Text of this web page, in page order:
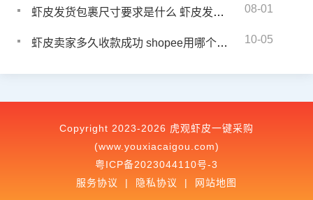
虾皮发货包裹尺寸要求是什么 虾皮发货包装要求是什么 08-01
虾皮卖家多久收款成功 shopee用哪个收款费用低 10-05
Copyright 2023-2026 虎观虾皮一键采购
(www.youxiacaigou.com)
粤ICP备2023044110号-3
服务协议
| 隐私协议 | 网站地图